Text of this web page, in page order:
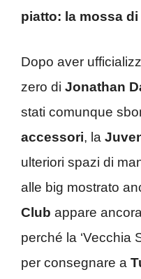
piatto: la mossa
Dopo aver
zero di Jonathan
stati comunque
accessori, la
ulteriori spazi di
alle big mostrato
Club appare
perché la ‘Vecchia
per consegnare a